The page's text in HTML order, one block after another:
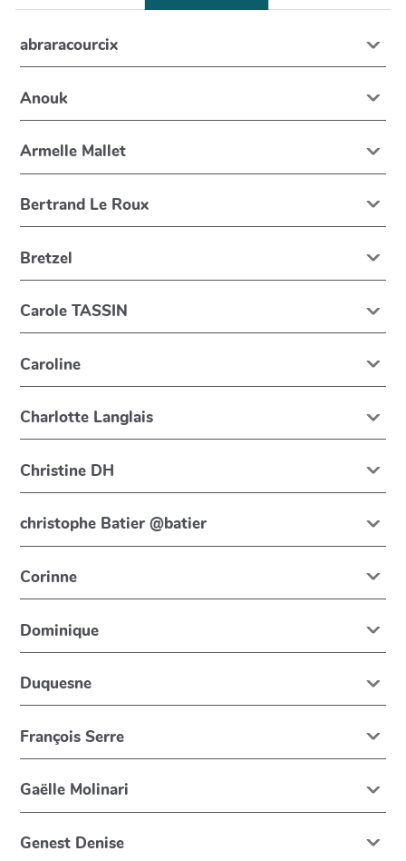
abraracourcix
Anouk
Armelle Mallet
Bertrand Le Roux
Bretzel
Carole TASSIN
Caroline
Charlotte Langlais
Christine DH
christophe Batier @batier
Corinne
Dominique
Duquesne
François Serre
Gaëlle Molinari
Genest Denise